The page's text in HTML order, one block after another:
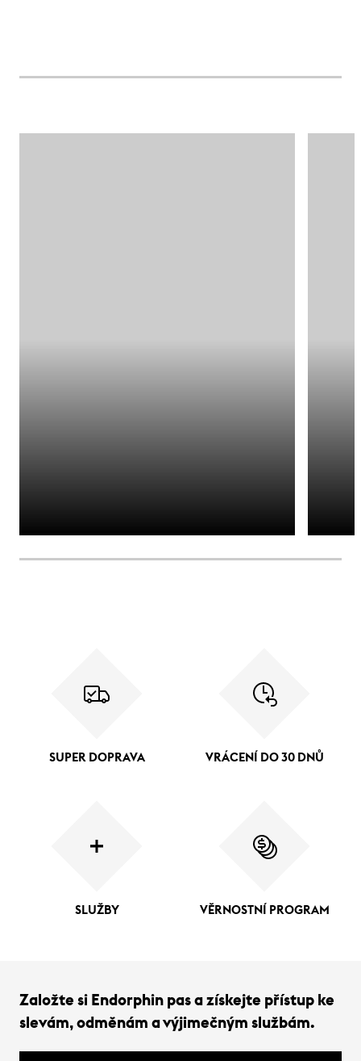
SUPER DOPRAVA VRÁCENÍ DO 30 DNŮ
SLUŽBY VĚRNOSTNÍ PROGRAM
Založte si Endorphin pas a získejte přístup ke
slevám, odměnám a výjimečným službám.